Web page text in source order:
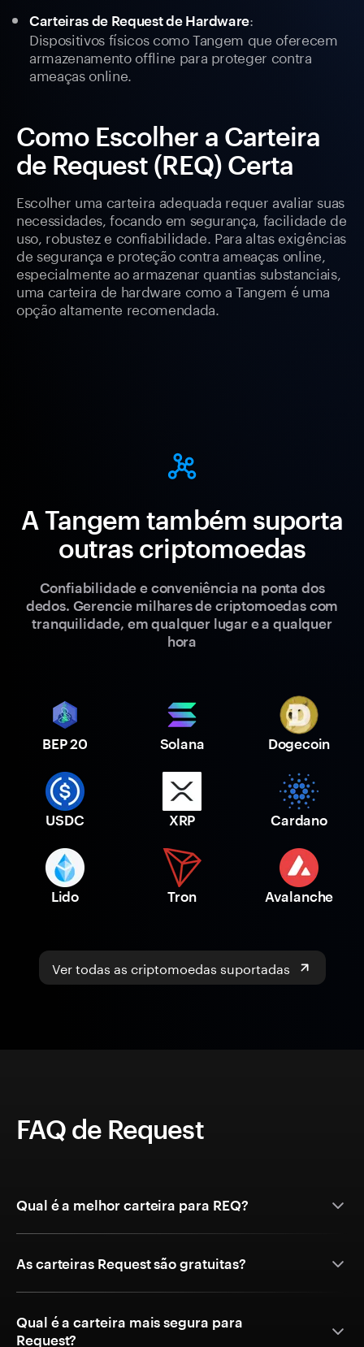
Carteiras de Request de Hardware:
Dispositivos físicos como Tangem que oferecem
armazenamento offline para proteger contra
ameaças online.
Como Escolher a Carteira
de Request (REQ) Certa
Escolher uma carteira adequada requer avaliar suas
necessidades, focando em segurança, facilidade de
uso, robustez e confiabilidade. Para altas exigências
de segurança e proteção contra ameaças online,
especialmente ao armazenar quantias substanciais,
uma carteira de hardware como a Tangem é uma
opção altamente recomendada.
A Tangem também suporta
outras criptomoedas
Confiabilidade e conveniência na ponta dos
dedos. Gerencie milhares de criptomoedas com
tranquilidade, em qualquer lugar e a qualquer
hora
BEP 20 Solana Dogecoin
USDC XRP Cardano
Lido Tron Avalanche
Ver todas as criptomoedas suportadas
FAQ de Request
Qual é a melhor carteira para REQ?
As carteiras Request são gratuitas?
Qual é a carteira mais segura para
Request?